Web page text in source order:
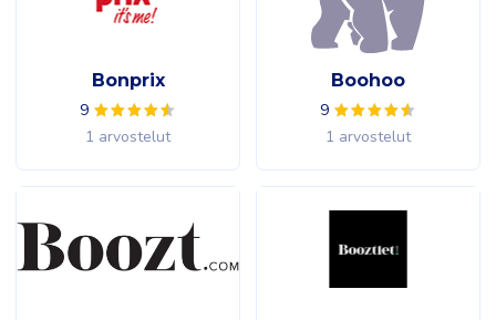
Bonprix
9
1 arvostelut
Boohoo
9
1 arvostelut